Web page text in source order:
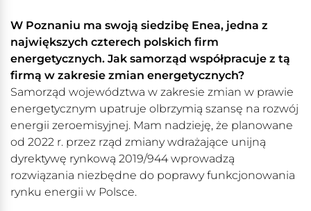
W Poznaniu ma swoją siedzibę Enea, jedna z
największych czterech polskich firm
energetycznych. Jak samorząd współpracuje z tą
firmą w zakresie zmian energetycznych?
Samorząd województwa w zakresie zmian w prawie
energetycznym upatruje olbrzymią szansę na rozwój
energii zeroemisyjnej. Mam nadzieję, że planowane
od 2022 r. przez rząd zmiany wdrażające unijną
dyrektywę rynkową 2019/944 wprowadzą
rozwiązania niezbędne do poprawy funkcjonowania
rynku energii w Polsce.